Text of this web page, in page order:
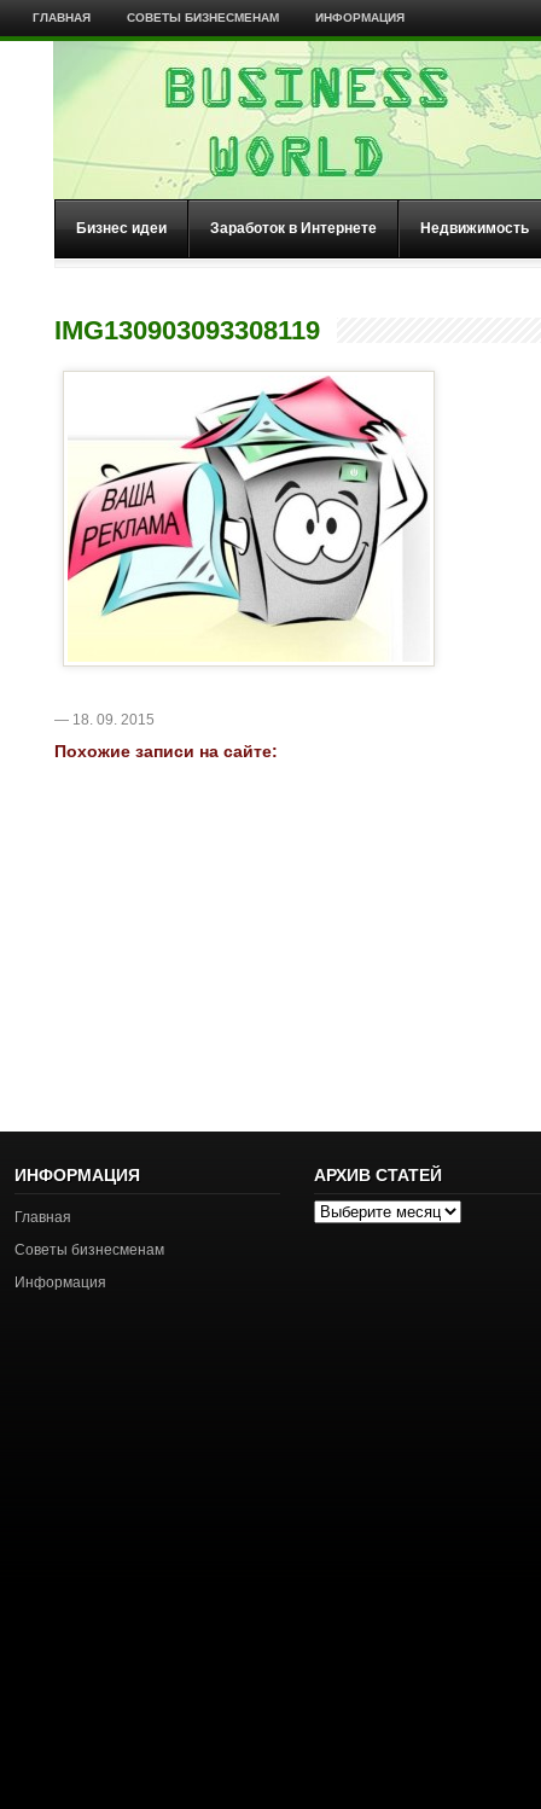
ГЛАВНАЯ СОВЕТЫ БИЗНЕСМЕНАМ ИНФОРМАЦИЯ
Бизнес идеи Заработок в Интернете Недвижимость
IMG130903093308119
— 18. 09. 2015
Похожие записи на сайте:
ИНФОРМАЦИЯ
Главная
Советы бизнесменам
Информация
АРХИВ СТАТЕЙ
Архив